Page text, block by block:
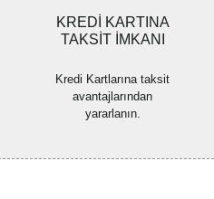
KREDİ KARTINA
TAKSİT İMKANI
Kredi Kartlarına taksit
avantajlarından
yararlanın.